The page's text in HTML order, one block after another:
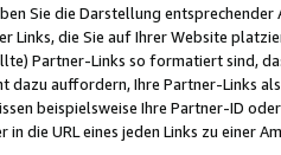
Sie die Darstellung
Links, die Sie auf Ihrer Website
Partner-Links so formatiert sind,
dazu auffordern, Ihre Partner-Links
beispielsweise Ihre Partner-ID
in die URL eines jeden Links zu einer